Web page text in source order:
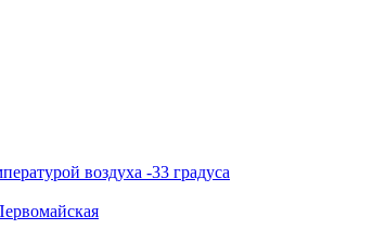
воздуха -33 градуса